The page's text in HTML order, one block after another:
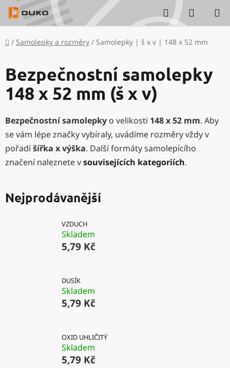
Přejít
na
obsah
Hledat
KOŠÍK
Domů
/ Samolepky a rozměry / Samolepky | š x v | 148 x 52 mm
Bezpečnostní samolepky
148 x 52 mm (š x v)
Bezpečnostní samolepky o velikosti 148 x 52 mm. Aby
se vám lépe značky vybíraly, uvádíme rozměry vždy v
pořadíšířka x výška. Další formáty samolepícího
značení naleznete vsouvisejících kategoriích.
Nejprodávanější
VZDUCH
Skladem
5,79 Kč
DUSÍK
Skladem
5,79 Kč
OXID UHLIČITÝ
Skladem
5,79 Kč